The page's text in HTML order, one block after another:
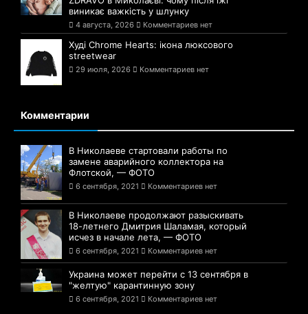
виникає важкість у шлунку
4 августа, 2026 Комментариев нет
Худі Chrome Hearts: ікона люксового
streetwear
29 июля, 2026 Комментариев нет
Комментарии
В Николаеве стартовали работы по
замене аварийного коллектора на
Флотской, — ФОТО
6 сентября, 2021 Комментариев нет
В Николаеве продолжают разыскивать
18-летнего Дмитрия Шаламая, который
исчез в начале лета, — ФОТО
6 сентября, 2021 Комментариев нет
Украина может перейти с 13 сентября в
"желтую" карантинную зону
6 сентября, 2021 Комментариев нет